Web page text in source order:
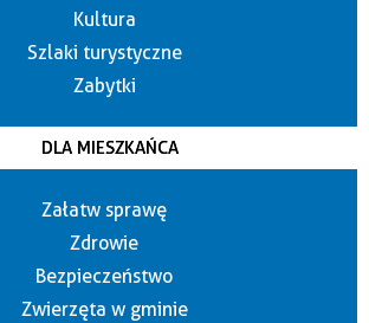
Kultura
Szlaki turystyczne
Zabytki
DLA MIESZKAŃCA
Załatw sprawę
Zdrowie
Bezpieczeństwo
Zwierzęta w gminie